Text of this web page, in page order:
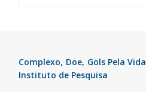
Complexo Doe Gols Pela Vida
Instituto de Pesquisa